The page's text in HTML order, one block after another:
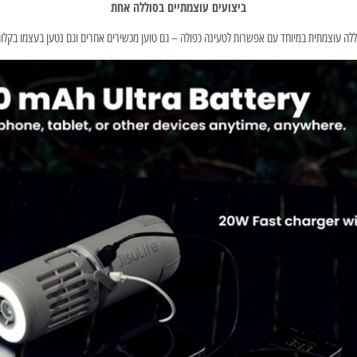
ביצועים עוצמתיים בסוללה אחת
עוצמתית במיוחד עם אפשרות לטעינה כפולה – גם טוען מכשירים אחרים וגם נטען בעצמו